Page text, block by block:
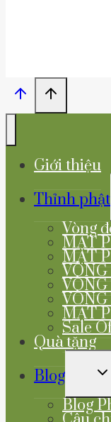
Giới thiệu
Thỉnh phật
Vòng
MẶT
MẶT
MẶT
Sale
Quà tặng
Blog
Blog